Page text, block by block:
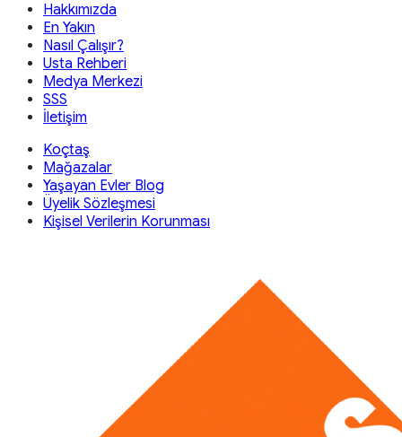
Hakkımızda
En Yakın
Nasıl Çalışır?
Usta Rehberi
Medya Merkezi
SSS
İletişim
Koçtaş
Mağazalar
Yaşayan Evler Blog
Üyelik Sözleşmesi
Kişisel Verilerin Korunması